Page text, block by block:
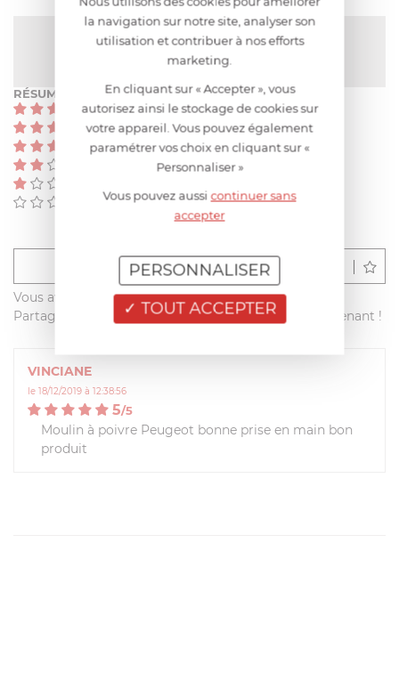
NOTE MOYENNE
RÉSUMÉ
(1)
(0)
(0)
(0)
Déposer un avis
Vous avez acheté ce produit sur francisbatt.com ?
Partagez votre avis avec les autres clients dès maintenant !
VINCIANE
le 18/12/2019 à 12:38:56
5/5
Moulin à poivre Peugeot bonne prise en main bon
produit
la navigation sur notre site, analyser son
utilisation et contribuer à nos efforts
marketing.
En cliquant sur « Accepter », vous
autorisez ainsi le stockage de cookies sur
votre appareil. Vous pouvez également
paramétrer vos choix en cliquant sur «
Personnaliser »
Vous pouvez aussicontinuer sans
accepter
TOUT ACCEPTER
PERSONNALISER